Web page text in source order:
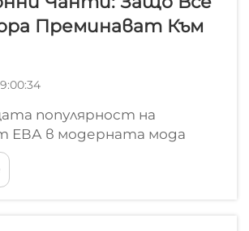
Преминават Към
популярност на
ЕВА в модерната мода
преживява значителен
като чантите от ЕВА се
привлекателна